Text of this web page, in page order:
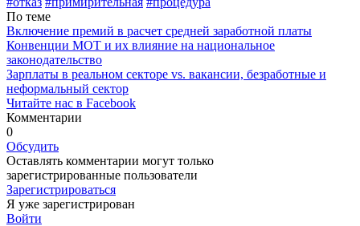
По теме
Включение премий в расчет средней заработной платы
Конвенции МОТ и их влияние на национальное
законодательство
Зарплаты в реальном секторе vs. вакансии, безработные и
неформальный сектор
Читайте нас в Facebook
Комментарии
0
Обсудить
Оставлять комментарии могут только
зарегистрированные пользователи
Зарегистрироваться
Я уже зарегистрирован
Войти